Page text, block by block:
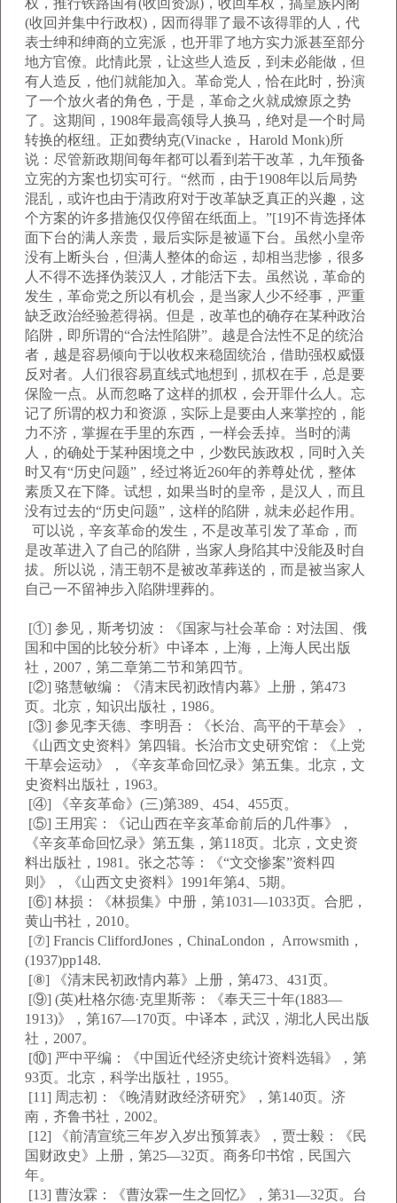
权，推行铁路国有(收回资源)，收回军权，搞皇族内阁
(收回并集中行政权)，因而得罪了最不该得罪的人，代
表士绅和绅商的立宪派，也开罪了地方实力派甚至部分
地方官僚。此情此景，让这些人造反，到未必能做，但
有人造反，他们就能加入。革命党人，恰在此时，扮演
了一个放火者的角色，于是，革命之火就成燎原之势
了。这期间，1908年最高领导人换马，绝对是一个时局
转换的枢纽。正如费纳克(Vinacke， Harold Monk)所
说：尽管新政期间每年都可以看到若干改革，九年预备
立宪的方案也切实可行。“然而，由于1908年以后局势
混乱，或许也由于清政府对于改革缺乏真正的兴趣，这
个方案的许多措施仅仅停留在纸面上。”[19]不肯选择体
面下台的满人亲贵，最后实际是被逼下台。虽然小皇帝
没有上断头台，但满人整体的命运，却相当悲惨，很多
人不得不选择伪装汉人，才能活下去。虽然说，革命的
发生，革命党之所以有机会，是当家人少不经事，严重
缺乏政治经验惹得祸。但是，改革也的确存在某种政治
陷阱，即所谓的“合法性陷阱”。越是合法性不足的统治
者，越是容易倾向于以收权来稳固统治，借助强权威慑
反对者。人们很容易直线式地想到，抓权在手，总是要
保险一点。从而忽略了这样的抓权，会开罪什么人。忘
记了所谓的权力和资源，实际上是要由人来掌控的，能
力不济，掌握在手里的东西，一样会丢掉。当时的满
人，的确处于某种困境之中，少数民族政权，同时入关
时又有“历史问题”，经过将近260年的养尊处优，整体
素质又在下降。试想，如果当时的皇帝，是汉人，而且
没有过去的“历史问题”，这样的陷阱，就未必起作用。
可以说，辛亥革命的发生，不是改革引发了革命，而
是改革进入了自己的陷阱，当家人身陷其中没能及时自
拔。所以说，清王朝不是被改革葬送的，而是被当家人
自己一不留神步入陷阱埋葬的。
[①] 参见，斯考切波：《国家与社会革命：对法国、俄
国和中国的比较分析》中译本，上海，上海人民出版
社，2007，第二章第二节和第四节。
[②] 骆慧敏编：《清末民初政情内幕》上册，第473
页。北京，知识出版社，1986。
[③] 参见李天德、李明吾：《长治、高平的干草会》，
《山西文史资料》第四辑。长治市文史研究馆：《上党
干草会运动》，《辛亥革命回忆录》第五集。北京，文
史资料出版社，1963。
[④] 《辛亥革命》(三)第389、454、455页。
[⑤] 王用宾：《记山西在辛亥革命前后的几件事》，
《辛亥革命回忆录》第五集，第118页。北京，文史资
料出版社，1981。张之芯等：《“文交惨案”资料四
则》，《山西文史资料》1991年第4、5期。
[⑥] 林损：《林损集》中册，第1031—1033页。合肥，
黄山书社，2010。
[⑦] Francis CliffordJones，ChinaLondon， Arrowsmith，
(1937)pp148.
[⑧] 《清末民初政情内幕》上册，第473、431页。
[⑨] (英)杜格尔德·克里斯蒂：《奉天三十年(1883—
1913)》，第167—170页。中译本，武汉，湖北人民出版
社，2007。
[⑩] 严中平编：《中国近代经济史统计资料选辑》，第
93页。北京，科学出版社，1955。
[11] 周志初：《晚清财政经济研究》，第140页。济
南，齐鲁书社，2002。
[12] 《前清宣统三年岁入岁出预算表》，贾士毅：《民
国财政史》上册，第25—32页。商务印书馆，民国六
年。
[13] 曹汝霖：《曹汝霖一生之回忆》，第31—32页。台